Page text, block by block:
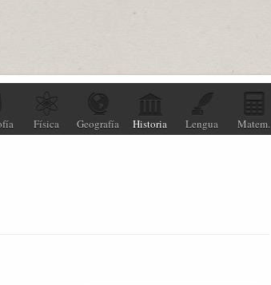
Física Geografía Historia Lengua Matem.